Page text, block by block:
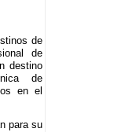
de
de
destino
de
en el
para su